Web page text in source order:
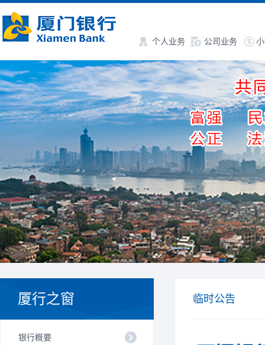
个人业务 公司业务
厦行之窗
银行概要
临时公告